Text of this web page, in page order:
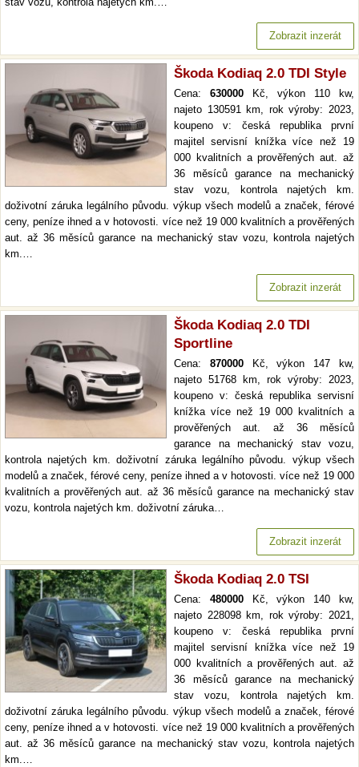
Zobrazit inzerát
Škoda Kodiaq 2.0 TDI Style
Cena: 630000 Kč, výkon 110 kw,
najeto 130591 km, rok výroby: 2023,
koupeno v: česká republika první
majitel servisní knížka více než 19
000 kvalitních a prověřených aut. až
36 měsíců garance na mechanický
stav vozu, kontrola najetých km.
doživotní záruka legálního původu. výkup všech modelů a značek, férové
ceny, peníze ihned a v hotovosti. více než 19 000 kvalitních a prověřených
aut. až 36 měsíců garance na mechanický stav vozu, kontrola najetých
km.…
Zobrazit inzerát
Škoda Kodiaq 2.0 TDI
Sportline
Cena: 870000Kč, výkon 147 kw,
najeto 51768 km, rok výroby: 2023,
koupeno v: česká republika servisní
knížka více než 19 000 kvalitních a
prověřených aut. až 36 měsíců
garance na mechanický stav vozu,
kontrola najetých km. doživotní záruka legálního původu. výkup všech
modelů a značek, férové ceny, peníze ihned a v hotovosti. více než 19 000
kvalitních a prověřených aut. až 36 měsíců garance na mechanický stav
vozu, kontrola najetých km. doživotní záruka…
Zobrazit inzerát
Škoda Kodiaq 2.0 TSI
Cena: 480000Kč, výkon 140 kw,
najeto 228098 km, rok výroby: 2021,
koupeno v: česká republika první
majitel servisní knížka více než 19
000 kvalitních a prověřených aut. až
36 měsíců garance na mechanický
stav vozu, kontrola najetých km.
doživotní záruka legálního původu. výkup všech modelů a značek, férové
ceny, peníze ihned a v hotovosti. více než 19 000 kvalitních a prověřených
aut. až 36 měsíců garance na mechanický stav vozu, kontrola najetých
km.…